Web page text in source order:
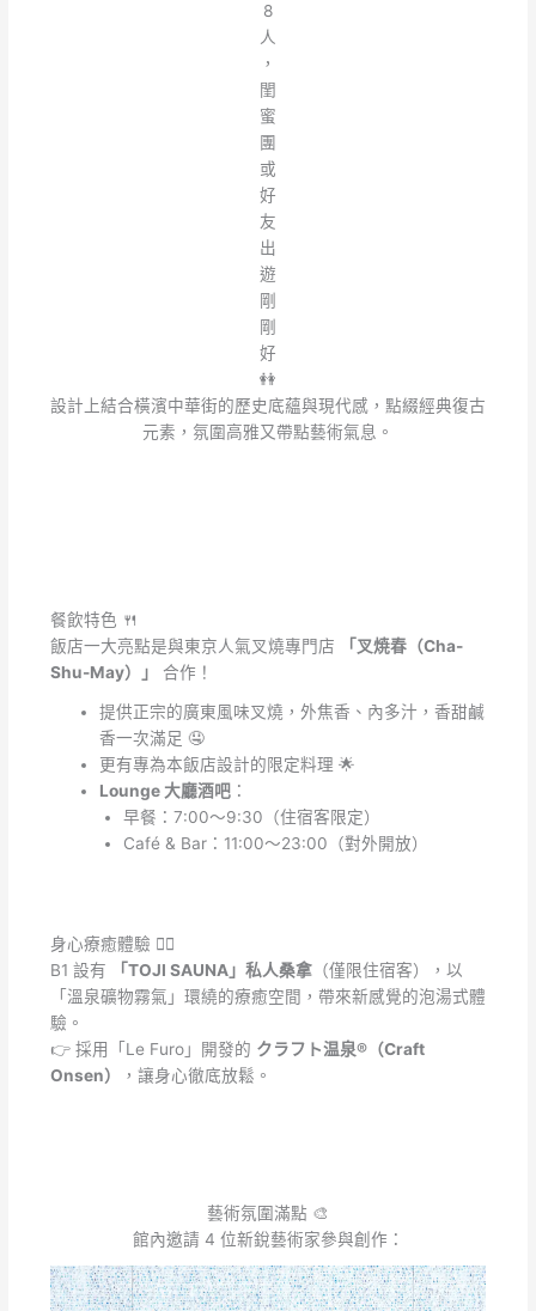
8
人
，
閨
蜜
團
或
好
友
出
遊
剛
剛
好
👭
設計上結合橫濱中華街的歷史底蘊與現代感，點綴經典復古
元素，氛圍高雅又帶點藝術氣息。
餐飲特色 🍴
飯店一大亮點是與東京人氣叉燒專門店
「叉焼春（Cha-
Shu-May）」
合作！
提供正宗的廣東風味叉燒，外焦香、內多汁，香甜鹹
香一次滿足 🤤
更有專為本飯店設計的限定料理 🌟
Lounge 大廳酒吧：
早餐：7:00～9:30（住宿客限定）
Café & Bar：11:00～23:00（對外開放）
身心療癒體驗 🧖‍♀️
B1 設有
「TOJI SAUNA」私人桑拿（僅限住宿客），以
「溫泉礦物霧氣」環繞的療癒空間，帶來新感覺的泡湯式體
驗。
👉 採用「Le Furo」開發的 クラフト温泉®（Craft
Onsen）
，讓身心徹底放鬆。
藝術氛圍滿點 🎨
館內邀請 4 位新銳藝術家參與創作：